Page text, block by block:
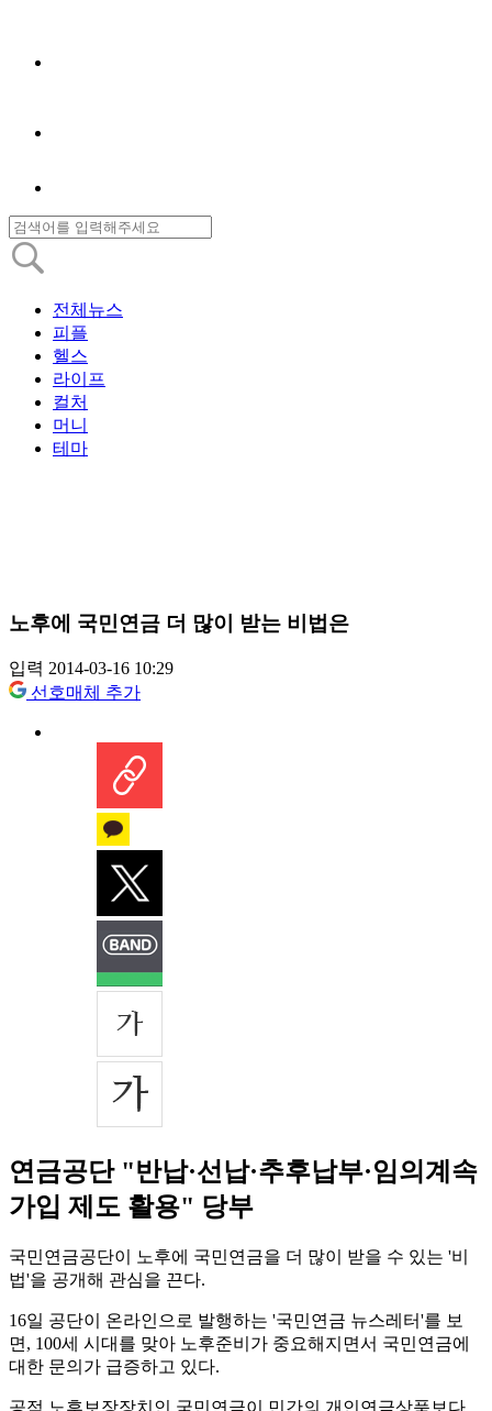
전체뉴스
피플
헬스
라이프
컬처
머니
테마
노후에 국민연금 더 많이 받는 비법은
입력 2014-03-16 10:29
선호매체 추가
연금공단 "반납·선납·추후납부·임의계속
가입 제도 활용" 당부
국민연금공단이 노후에 국민연금을 더 많이 받을 수 있는 '비
법'을 공개해 관심을 끈다.
16일 공단이 온라인으로 발행하는 '국민연금 뉴스레터'를 보
면, 100세 시대를 맞아 노후준비가 중요해지면서 국민연금에
대한 문의가 급증하고 있다.